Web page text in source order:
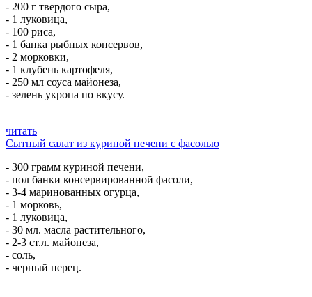
- 200 г твердого сыра,
- 1 луковица,
- 100 риса,
- 1 банка рыбных консервов,
- 2 морковки,
- 1 клубень картофеля,
- 250 мл соуса майонеза,
- зелень укропа по вкусу.
читать
Сытный салат из куриной печени с фасолью
- 300 грамм куриной печени,
- пол банки консервированной фасоли,
- 3-4 маринованных огурца,
- 1 морковь,
- 1 луковица,
- 30 мл. масла растительного,
- 2-3 ст.л. майонеза,
- соль,
- черный перец.